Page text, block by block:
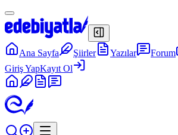
Ana Sayfa Şiirler Yazılar Forum
Giriş YapKayıt Ol